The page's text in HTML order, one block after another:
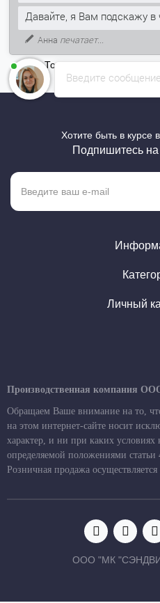
5% на Ваш счет
Точный расчёт
Хотите быть в курсе
Подпишитесь
Личный
Производственная
Обращаем Ваше внимание на то,
на этом интернет-сайте носит
характер, и ни при каких условиях
определяемой положениями
Розничная продажа
ООО "МК
Введите сообщение
Давайте, я Вам подскажу в
Анна печатает...